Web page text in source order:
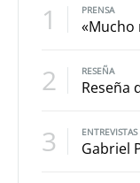
1 PRENSA
2 RESEÑA
Reseña
3 ENTREVISTAS